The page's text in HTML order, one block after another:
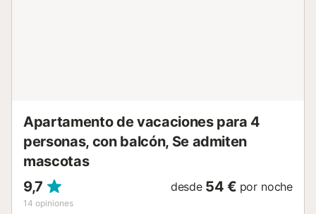
Apartamento de vacaciones para 4
personas, con balcón, Se admiten
mascotas
9,7
14 opiniones
desde 54 € por noche